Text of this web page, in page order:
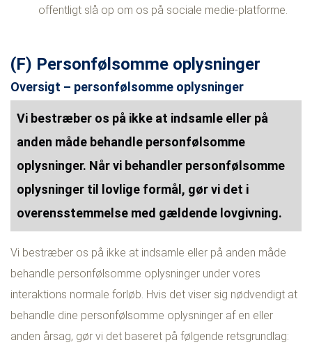
offentligt slå op om os på sociale medie-platforme.
(F) Personfølsomme oplysninger
Oversigt – personfølsomme oplysninger
Vi bestræber os på ikke at indsamle eller på
anden måde behandle personfølsomme
oplysninger. Når vi behandler personfølsomme
oplysninger til lovlige formål, gør vi det i
overensstemmelse med gældende lovgivning.
Vi bestræber os på ikke at indsamle eller på anden måde
behandle personfølsomme oplysninger under vores
interaktions normale forløb. Hvis det viser sig nødvendigt at
behandle dine personfølsomme oplysninger af en eller
anden årsag, gør vi det baseret på følgende retsgrundlag: